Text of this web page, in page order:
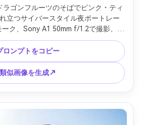
ゴンフルーツのそばでピンク・ティ
立つサイバースタイル夜ポートレー
ク、Sony A1 50mm f/1.2で撮影、半
ラスト、リアルな肌ハイライトと果実
的エディトリアル写真 --ar 4:5
ロンプトをコピー
類似画像を生成↗